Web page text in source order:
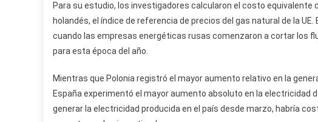
Para su estudio, los investigadores calcularon el costo equivalente
holandés, el índice de referencia de precios del gas natural de la
cuando las empresas energéticas rusas comenzaron a cortar los
para esta época del año.
Mientras que Polonia registró el mayor aumento relativo en la
España experimentó el mayor aumento absoluto en la electricidad
generar la electricidad producida en el país desde marzo, habría